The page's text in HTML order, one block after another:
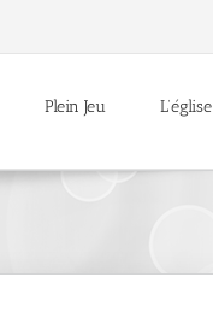
Plein Jeu L’église